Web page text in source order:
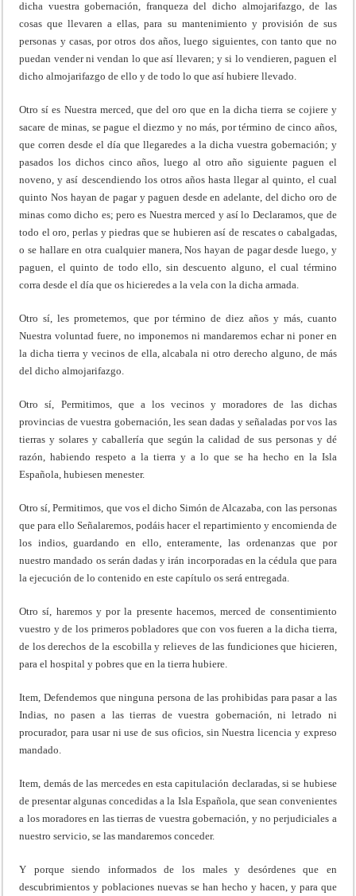
dicha vuestra gobernación, franqueza del dicho almojarifazgo, de las
cosas que llevaren a ellas, para su mantenimiento y provisión de sus
personas y casas, por otros dos años, luego siguientes, con tanto que no
puedan vender ni vendan lo que así llevaren; y si lo vendieren, paguen el
dicho almojarifazgo de ello y de todo lo que así hubiere llevado.
Otro sí es Nuestra merced, que del oro que en la dicha tierra se cojiere y
sacare de minas, se pague el diezmo y no más, por término de cinco años,
que corren desde el día que llegaredes a la dicha vuestra gobernación; y
pasados los dichos cinco años, luego al otro año siguiente paguen el
noveno, y así descendiendo los otros años hasta llegar al quinto, el cual
quinto Nos hayan de pagar y paguen desde en adelante, del dicho oro de
minas como dicho es; pero es Nuestra merced y así lo Declaramos, que de
todo el oro, perlas y piedras que se hubieren así de rescates o cabalgadas,
o se hallare en otra cualquier manera, Nos hayan de pagar desde luego, y
paguen, el quinto de todo ello, sin descuento alguno, el cual término
corra desde el día que os hicieredes a la vela con la dicha armada.
Otro sí, les prometemos, que por término de diez años y más, cuanto
Nuestra voluntad fuere, no imponemos ni mandaremos echar ni poner en
la dicha tierra y vecinos de ella, alcabala ni otro derecho alguno, de más
del dicho almojarifazgo.
Otro sí, Permitimos, que a los vecinos y moradores de las dichas
provincias de vuestra gobernación, les sean dadas y señaladas por vos las
tierras y solares y caballería que según la calidad de sus personas y dé
razón, habiendo respeto a la tierra y a lo que se ha hecho en la Isla
Española, hubiesen menester.
Otro sí, Permitimos, que vos el dicho Simón de Alcazaba, con las personas
que para ello Señalaremos, podáis hacer el repartimiento y encomienda de
los indios, guardando en ello, enteramente, las ordenanzas que por
nuestro mandado os serán dadas y irán incorporadas en la cédula que para
la ejecución de lo contenido en este capítulo os será entregada.
Otro sí, haremos y por la presente hacemos, merced de consentimiento
vuestro y de los primeros pobladores que con vos fueren a la dicha tierra,
de los derechos de la escobilla y relieves de las fundiciones que hicieren,
para el hospital y pobres que en la tierra hubiere.
Item, Defendemos que ninguna persona de las prohibidas para pasar a las
Indias, no pasen a las tierras de vuestra gobernación, ni letrado ni
procurador, para usar ni use de sus oficios, sin Nuestra licencia y expreso
mandado.
Item, demás de las mercedes en esta capitulación declaradas, si se hubiese
de presentar algunas concedidas a la Isla Española, que sean convenientes
a los moradores en las tierras de vuestra gobernación, y no perjudiciales a
nuestro servicio, se las mandaremos conceder.
Y porque siendo informados de los males y desórdenes que en
descubrimientos y poblaciones nuevas se han hecho y hacen, y para que